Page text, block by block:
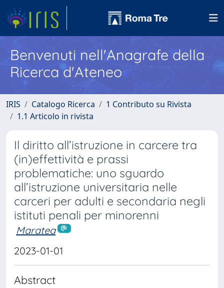
Benvenuti nell'Anagrafe della
Ricerca d'Ateneo
IRIS Catalogo Ricerca
1 Contributo su Rivista
1.1 Articolo in rivista
Il diritto all’istruzione in carcere tra
(in)effettività e prassi
problematiche: uno sguardo
all’istruzione universitaria nelle
carceri per adulti e secondaria negli
istituti penali per minorenni
Maratea
2023-01-01
Abstract